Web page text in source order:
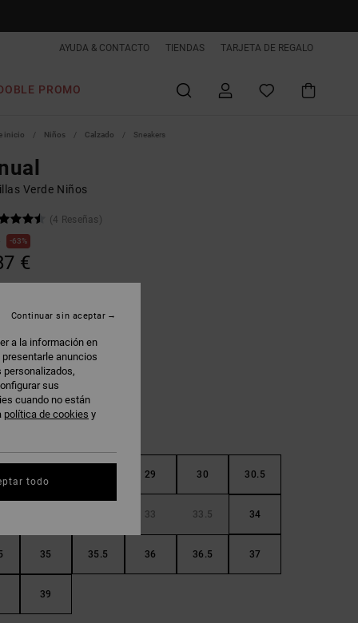
AYUDA & CONTACTO TIENDAS TARJETA DE REGALO
PROMO
inicio Niños Calzado Sneakers
Verde Niños
(4 Reseñas)
63%
€
Olive
29 30 30.5
33 33.5 34
35 35.5 36 36.5 37
39
a la información en
anuncios
personalizados,
sus
cuando no están
política de cookies y
Continuar sin aceptar
todo